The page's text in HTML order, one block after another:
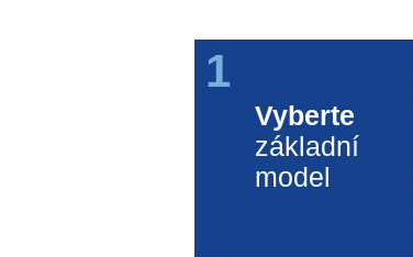
Vyberte
základní
model
1